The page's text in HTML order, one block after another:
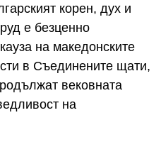
корен, дух и
е безценно
на македонските
в Съединените щати,
вековната
на